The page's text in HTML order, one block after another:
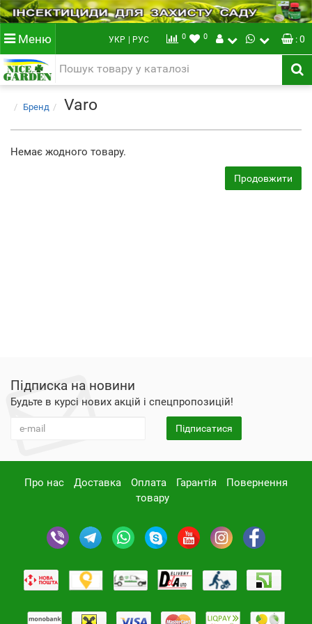
Меню УКР | РУС 0 0 : 0
Бренд Varo
Немає жодного товару.
Продовжити
Підписка на новини
Будьте в курсі нових акцій і спецпропозицій!
Підписатися
Про нас Доставка Оплата Гарантія
Повернення
товару